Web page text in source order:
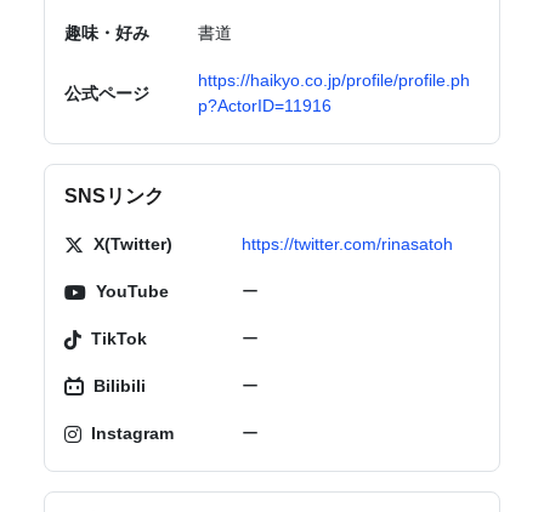
趣味・好み 書道
公式ページ
https://haikyo.co.jp/profile/profile.ph
p?ActorID=11916
SNSリンク
X(Twitter) https://twitter.com/rinasatoh
YouTube ー
TikTok ー
Bilibili ー
Instagram ー